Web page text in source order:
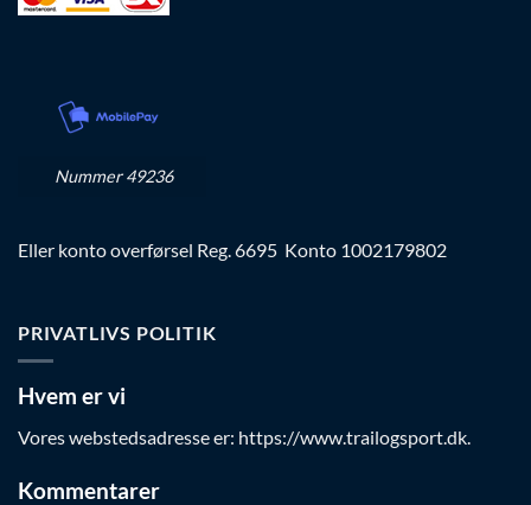
Nummer 49236
Eller konto overførsel Reg. 6695 Konto 1002179802
PRIVATLIVS POLITIK
Hvem er vi
Vores webstedsadresse er: https://www.trailogsport.dk.
Kommentarer